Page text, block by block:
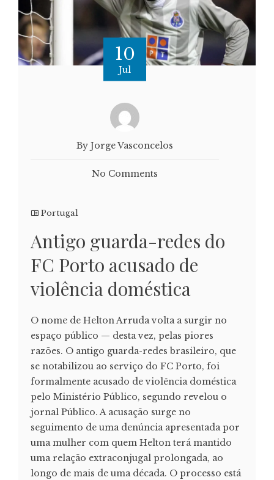
10
Jul
By Jorge Vasconcelos
No Comments
Portugal
Antigo guarda-redes do
FC Porto acusado de
violência doméstica
O nome de Helton Arruda volta a surgir no
espaço público — desta vez, pelas piores
razões. O antigo guarda-redes brasileiro, que
se notabilizou ao serviço do FC Porto, foi
formalmente acusado de violência doméstica
pelo Ministério Público, segundo revelou o
jornal Público. A acusação surge no
seguimento de uma denúncia apresentada por
uma mulher com quem Helton terá mantido
uma relação extraconjugal prolongada, ao
longo de mais de uma década. O processo está